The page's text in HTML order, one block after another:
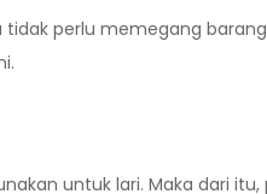
perlu memegang
untuk lari. Maka dari